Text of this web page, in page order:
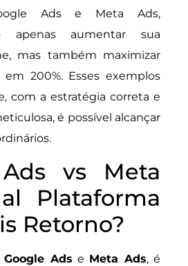
Ads e Meta Ads,
apenas aumentar sua
mas também maximizar
em 200%. Esses exemplos
com a estratégia correta e
é possível alcançar
vs Meta
Plataforma
Retorno?
Google Ads e Meta Ads, é